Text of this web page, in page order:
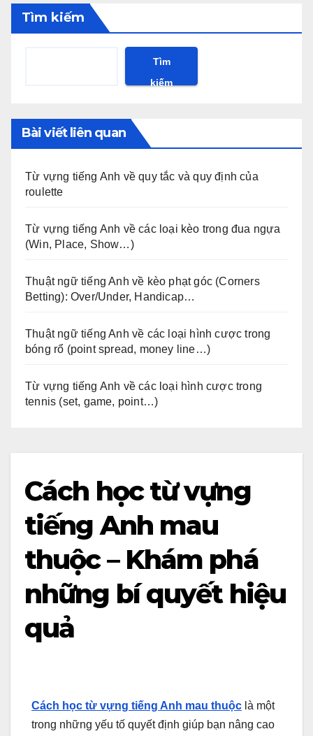
Tìm kiếm
Tìm
kiếm
Bài viết liên quan
Từ vựng tiếng Anh về quy tắc và quy định của
roulette
Từ vựng tiếng Anh về các loại kèo trong đua ngựa
(Win, Place, Show…)
Thuật ngữ tiếng Anh về kèo phạt góc (Corners
Betting): Over/Under, Handicap…
Thuật ngữ tiếng Anh về các loại hình cược trong
bóng rổ (point spread, money line…)
Từ vựng tiếng Anh về các loại hình cược trong
tennis (set, game, point…)
Cách học từ vựng
tiếng Anh mau
thuộc – Khám phá
những bí quyết hiệu
quả
Cách học từ vựng tiếng Anh mau thuộc là một
trong những yếu tố quyết định giúp bạn nâng cao